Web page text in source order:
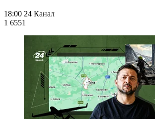
18:00 24 Канал
1 6551